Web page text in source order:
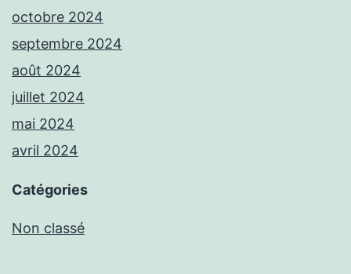
octobre 2024
septembre 2024
août 2024
juillet 2024
mai 2024
avril 2024
Catégories
Non classé